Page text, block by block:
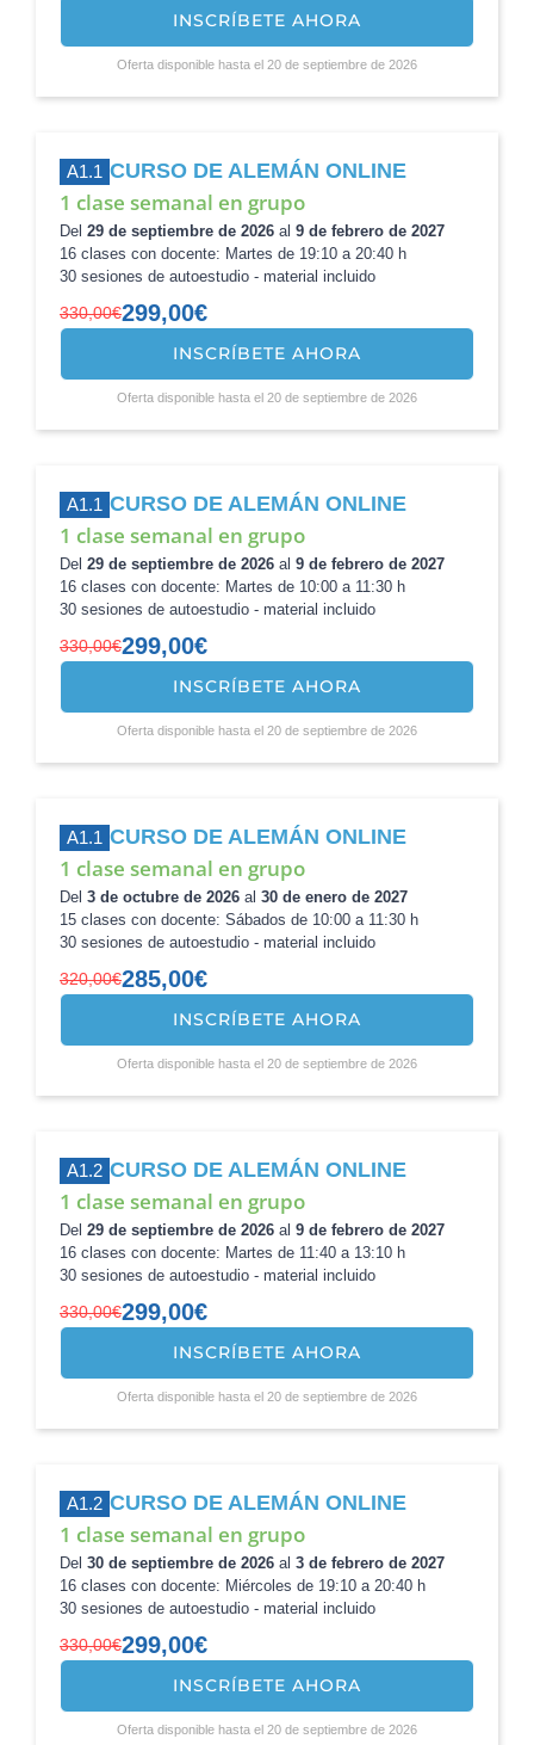
INSCRÍBETE AHORA
Oferta disponible hasta el 20 de septiembre de 2026
A1.1 CURSO DE ALEMÁN ONLINE
1 clase semanal en grupo
Del 29 de septiembre de 2026 al 9 de febrero de 2027
16 clases con docente: Martes de 19:10 a 20:40 h
30 sesiones de autoestudio - material incluido
330,00€
precio
299,00€
precio
INSCRÍBETE AHORA
Oferta disponible hasta el 20 de septiembre de 2026
A1.1 CURSO DE ALEMÁN ONLINE
1 clase semanal en grupo
Del 29 de septiembre de 2026 al 9 de febrero de 2027
16 clases con docente: Martes de 10:00 a 11:30 h
30 sesiones de autoestudio - material incluido
330,00€
precio
299,00€
precio
INSCRÍBETE AHORA
Oferta disponible hasta el 20 de septiembre de 2026
A1.1 CURSO DE ALEMÁN ONLINE
1 clase semanal en grupo
Del 3 de octubre de 2026 al 30 de enero de 2027
15 clases con docente: Sábados de 10:00 a 11:30 h
30 sesiones de autoestudio - material incluido
320,00€
precio
285,00€
precio
INSCRÍBETE AHORA
Oferta disponible hasta el 20 de septiembre de 2026
A1.2 CURSO DE ALEMÁN ONLINE
1 clase semanal en grupo
Del 29 de septiembre de 2026 al 9 de febrero de 2027
16 clases con docente: Martes de 11:40 a 13:10 h
30 sesiones de autoestudio - material incluido
330,00€
precio
299,00€
precio
INSCRÍBETE AHORA
Oferta disponible hasta el 20 de septiembre de 2026
A1.2 CURSO DE ALEMÁN ONLINE
1 clase semanal en grupo
Del 30 de septiembre de 2026 al 3 de febrero de 2027
16 clases con docente: Miércoles de 19:10 a 20:40 h
30 sesiones de autoestudio - material incluido
330,00€
precio
299,00€
precio
INSCRÍBETE AHORA
Oferta disponible hasta el 20 de septiembre de 2026